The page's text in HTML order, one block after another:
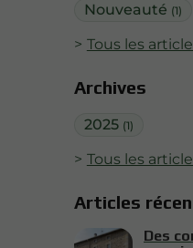
Nouveauté (1)
Tous les
Archives
2025 (1)
Tous les
Articles
Des